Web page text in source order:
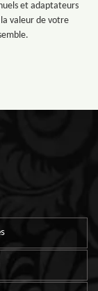
et adaptateurs
valeur de votre